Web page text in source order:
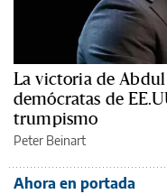
La victoria de Abdul
demócratas de
trumpismo
Peter Beinart
Ahora en portada